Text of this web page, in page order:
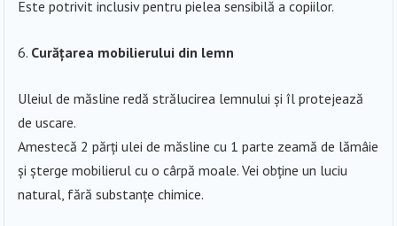
Este potrivit inclusiv pentru pielea sensibilă a copiilor.
Curățarea mobilierului din lemn
Uleiul de măsline redă strălucirea lemnului și îl protejează
de uscare.
Amestecă 2 părți ulei de măsline cu 1 parte zeamă de lămâie
și șterge mobilierul cu o cârpă moale. Vei obține un luciu
natural, fără substanțe chimice.